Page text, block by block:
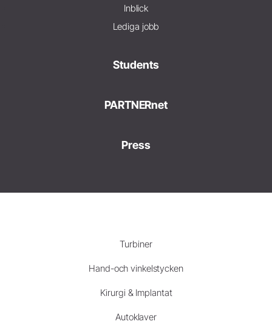
Inblick
Lediga jobb
Students
PARTNERnet
Press
Turbiner
Hand-och vinkelstycken
Kirurgi & Implantat
Autoklaver